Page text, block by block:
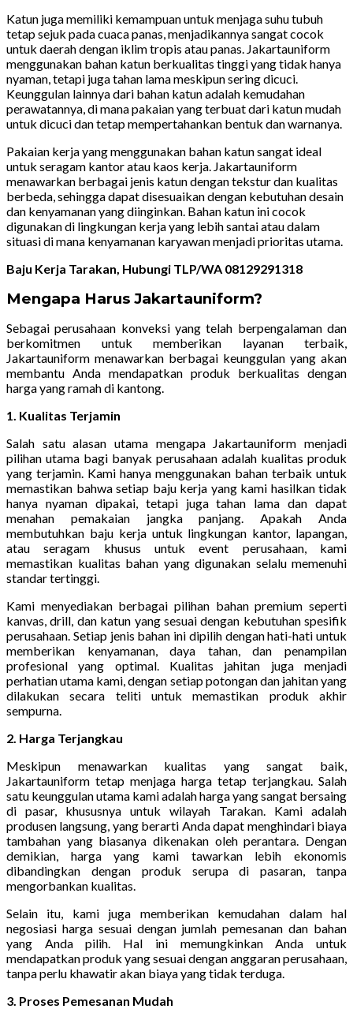
Katun juga memiliki kemampuan untuk menjaga suhu tubuh
tetap sejuk pada cuaca panas, menjadikannya sangat cocok
untuk daerah dengan iklim tropis atau panas. Jakartauniform
menggunakan bahan katun berkualitas tinggi yang tidak hanya
nyaman, tetapi juga tahan lama meskipun sering dicuci.
Keunggulan lainnya dari bahan katun adalah kemudahan
perawatannya, di mana pakaian yang terbuat dari katun mudah
untuk dicuci dan tetap mempertahankan bentuk dan warnanya.
Pakaian kerja yang menggunakan bahan katun sangat ideal
untuk seragam kantor atau kaos kerja. Jakartauniform
menawarkan berbagai jenis katun dengan tekstur dan kualitas
berbeda, sehingga dapat disesuaikan dengan kebutuhan desain
dan kenyamanan yang diinginkan. Bahan katun ini cocok
digunakan di lingkungan kerja yang lebih santai atau dalam
situasi di mana kenyamanan karyawan menjadi prioritas utama.
Baju Kerja Tarakan, Hubungi TLP/WA 08129291318
Mengapa Harus Jakartauniform?
Sebagai perusahaan konveksi yang telah berpengalaman dan
berkomitmen untuk memberikan layanan terbaik,
Jakartauniform menawarkan berbagai keunggulan yang akan
membantu Anda mendapatkan produk berkualitas dengan
harga yang ramah di kantong.
1. Kualitas Terjamin
Salah satu alasan utama mengapa Jakartauniform menjadi
pilihan utama bagi banyak perusahaan adalah kualitas produk
yang terjamin. Kami hanya menggunakan bahan terbaik untuk
memastikan bahwa setiap baju kerja yang kami hasilkan tidak
hanya nyaman dipakai, tetapi juga tahan lama dan dapat
menahan pemakaian jangka panjang. Apakah Anda
membutuhkan baju kerja untuk lingkungan kantor, lapangan,
atau seragam khusus untuk event perusahaan, kami
memastikan kualitas bahan yang digunakan selalu memenuhi
standar tertinggi.
Kami menyediakan berbagai pilihan bahan premium seperti
kanvas, drill, dan katun yang sesuai dengan kebutuhan spesifik
perusahaan. Setiap jenis bahan ini dipilih dengan hati-hati untuk
memberikan kenyamanan, daya tahan, dan penampilan
profesional yang optimal. Kualitas jahitan juga menjadi
perhatian utama kami, dengan setiap potongan dan jahitan yang
dilakukan secara teliti untuk memastikan produk akhir
sempurna.
2. Harga Terjangkau
Meskipun menawarkan kualitas yang sangat baik,
Jakartauniform tetap menjaga harga tetap terjangkau. Salah
satu keunggulan utama kami adalah harga yang sangat bersaing
di pasar, khususnya untuk wilayah Tarakan. Kami adalah
produsen langsung, yang berarti Anda dapat menghindari biaya
tambahan yang biasanya dikenakan oleh perantara. Dengan
demikian, harga yang kami tawarkan lebih ekonomis
dibandingkan dengan produk serupa di pasaran, tanpa
mengorbankan kualitas.
Selain itu, kami juga memberikan kemudahan dalam hal
negosiasi harga sesuai dengan jumlah pemesanan dan bahan
yang Anda pilih. Hal ini memungkinkan Anda untuk
mendapatkan produk yang sesuai dengan anggaran perusahaan,
tanpa perlu khawatir akan biaya yang tidak terduga.
3. Proses Pemesanan Mudah